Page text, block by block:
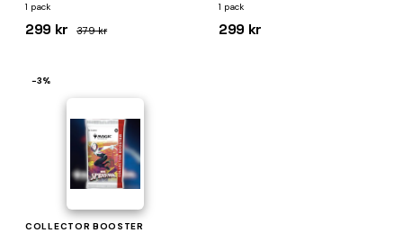
1 pack
299 kr 379 kr
1 pack
299 kr
−3%
COLLECTOR BOOSTER